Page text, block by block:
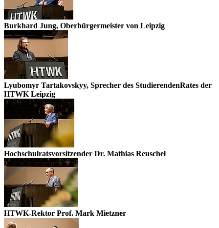
Burkhard Jung, Oberbürgermeister von Leipzig
Lyubomyr Tartakovskyy, Sprecher des StudierendenRates der
HTWK Leipzig
Hochschulratsvorsitzender Dr. Mathias Reuschel
HTWK-Rektor Prof. Mark Mietzner